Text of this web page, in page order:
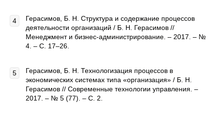
Герасимов, Б. Н. Структура и содержание процессов
деятельности организаций / Б. Н. Герасимов //
Менеджмент и бизнес-администрирование. – 2017. – №
4. – С. 17–26.
Герасимов, Б. Н. Технологизация процессов в
экономических системах типа «организация» / Б. Н.
Герасимов // Современные технологии управления. –
2017. – № 5 (77). – С. 2.